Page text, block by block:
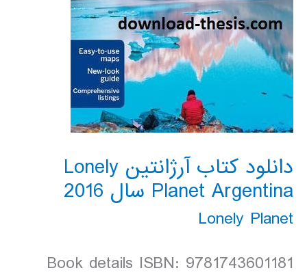
دانلود کتاب آرژانتین Lonely
Planet Argentina سال 2016
Lonely Planet
Book details ISBN: 9781743601181